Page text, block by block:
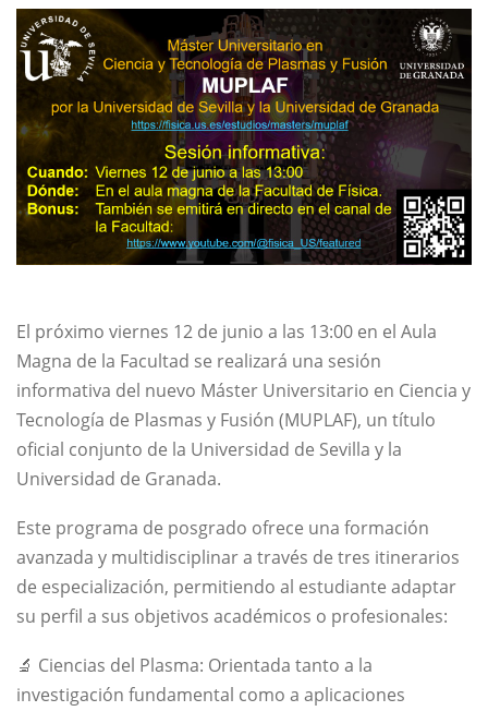
El próximo viernes 12 de junio a las 13:00 en el Aula
Magna de la Facultad se realizará una sesión
informativa del nuevo Máster Universitario en Ciencia y
Tecnología de Plasmas y Fusión (MUPLAF), un título
oficial conjunto de la Universidad de Sevilla y la
Universidad de Granada.
Este programa de posgrado ofrece una formación
avanzada y multidisciplinar a través de tres itinerarios
de especialización, permitiendo al estudiante adaptar
su perfil a sus objetivos académicos o profesionales:
🔬 Ciencias del Plasma: Orientada tanto a la
investigación fundamental como a aplicaciones